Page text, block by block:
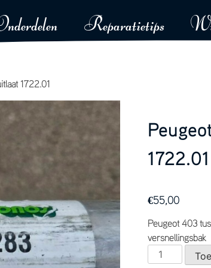
Reparatietips
1722.01
1722.01
€55,00
Peugeot 403
versnellingsbak
Peugeot